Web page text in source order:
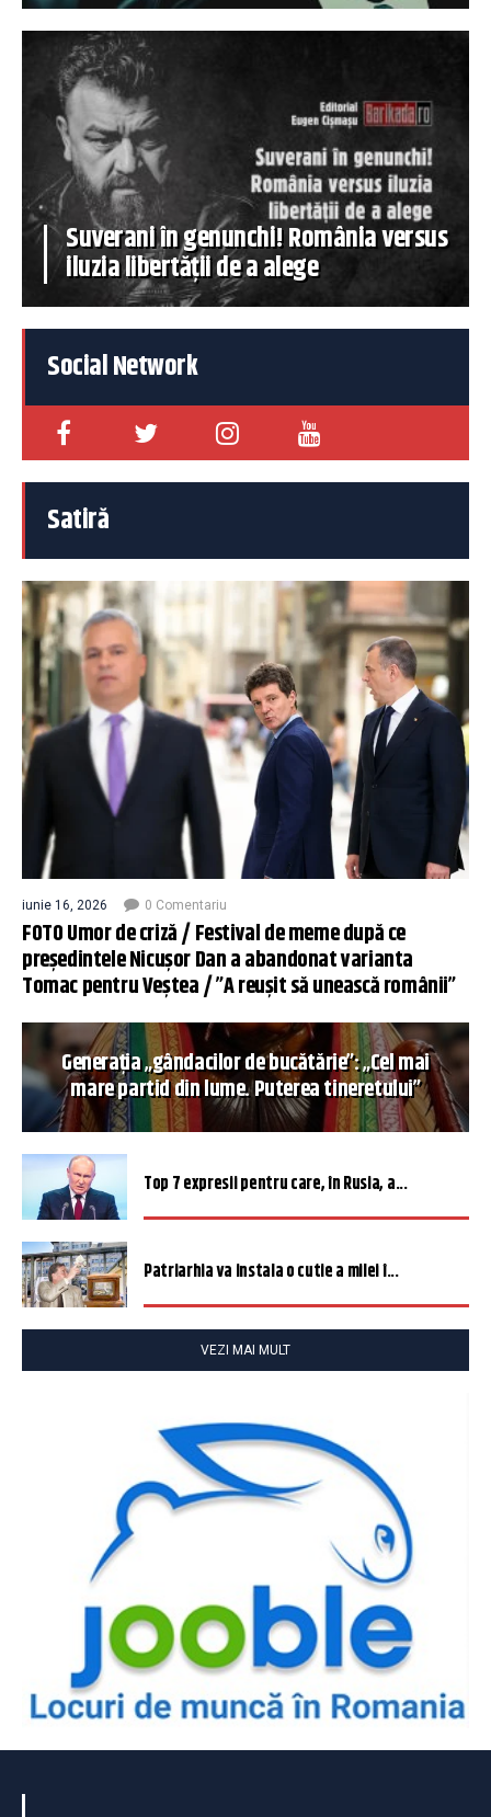
Suverani în genunchi! România versus
iluzia libertății de a alege
Social Network
Satiră
iunie 16, 2026 0 Comentariu
FOTO Umor de criză / Festival de meme după ce
președintele Nicușor Dan a abandonat varianta
Tomac pentru Veștea / ”A reușit să unească românii”
Generația „gândacilor de bucătărie”: „Cel mai
mare partid din lume. Puterea tineretului”
Top 7 expresii pentru care, în Rusia, a...
Patriarhia va instala o cutie a milei î...
VEZI MAI MULT